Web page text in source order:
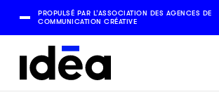
PROPULSÉ PAR L’ASSOCIATION DES AGENCES DE
COMMUNICATION CRÉATIVE